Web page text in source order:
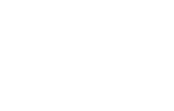
Espejo
Espejo para